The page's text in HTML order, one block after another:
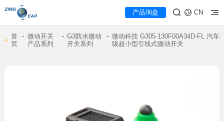
产品询盘 CN
页
-
产品系列
-
开关系列
-
级超小型引线式微动开关